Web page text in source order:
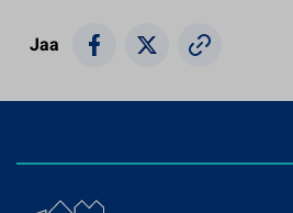
Jaa